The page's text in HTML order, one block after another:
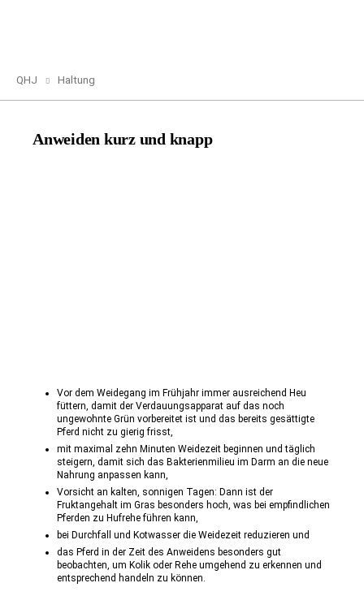
QHJ Haltung
Anweiden kurz und knapp
Vor dem Weidegang im Frühjahr immer ausreichend Heu
füttern, damit der Verdauungsapparat auf das noch
ungewohnte Grün vorbereitet ist und das bereits gesättigte
Pferd nicht zu gierig frisst,
mit maximal zehn Minuten Weidezeit beginnen und täglich
steigern, damit sich das Bakterienmilieu im Darm an die neue
Nahrung anpassen kann,
Vorsicht an kalten, sonnigen Tagen: Dann ist der
Fruktangehalt im Gras besonders hoch, was bei empfindlichen
Pferden zu Hufrehe führen kann,
bei Durchfall und Kotwasser die Weidezeit reduzieren und
das Pferd in der Zeit des Anweidens besonders gut
beobachten, um Kolik oder Rehe umgehend zu erkennen und
entsprechend handeln zu können.